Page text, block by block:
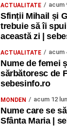
ACTUALITATE acum
Sfinții Mihail și
trebuie să îi
această zi |
ACTUALITATE acum
Nume de femei
sărbătoresc de
sebesinfo.ro
MONDEN acum 12
Nume care se
Sfânta Maria |